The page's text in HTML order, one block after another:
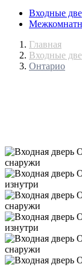
Входные
Главная
Входные
Онтарио